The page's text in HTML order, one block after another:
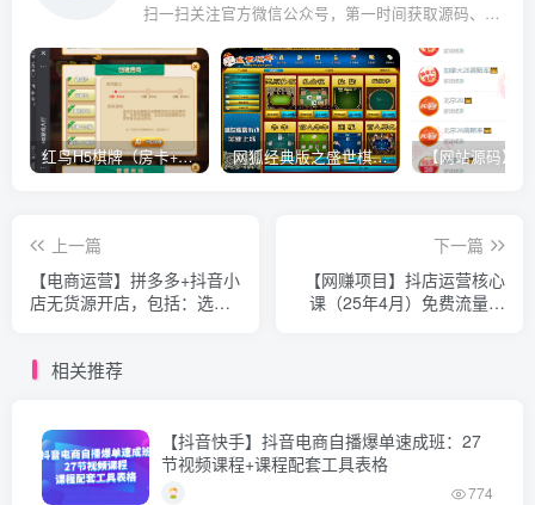
扫一扫关注官方微信公众号，第一时间获取源码、网赚项目资源教程，自媒体等知识干货，让互联网创业赚钱更简单。
红鸟H5棋牌（房卡+金币）全套双模式游戏源码 网狐经典版之盛世棋牌完整游戏源码（包含文档、架设教程、网站、源代码等）
上一篇
【电商运营】拼多多+抖音小
店无货源开店，包括：选
月)
下一篇
【网赚项目】抖店运营核心
课（25年4月）免费流量获
相关推荐
【抖音快手】抖音电商自播爆单速成班：27
节视频课程+课程配套工具表格
774